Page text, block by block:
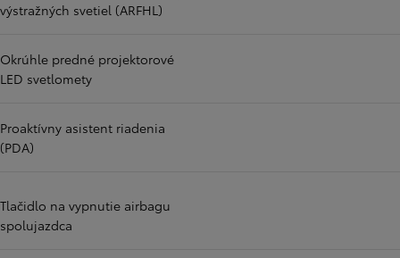
výstražných svetiel (ARFHL)
Okrúhle predné projektorové
LED svetlomety
Proaktívny asistent riadenia
(PDA)
Tlačidlo na vypnutie airbagu
spolujazdca